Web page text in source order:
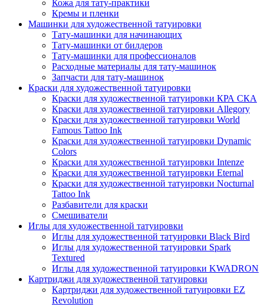
Кожа для тату-практики
Кремы и пленки
Машинки для художественной татуировки
Тату-машинки для начинающих
Тату-машинки от билдеров
Тату-машинки для профессионалов
Расходные материалы для тату-машинок
Запчасти для тату-машинок
Краски для художественной татуировки
Краски для художественной татуировки КРА СКА
Краски для художественной татуировки Allegory
Краски для художественной татуировки World
Famous Tattoo Ink
Краски для художественной татуировки Dynamic
Colors
Краски для художественной татуировки Intenze
Краски для художественной татуировки Eternal
Краски для художественной татуировки Nocturnal
Tattoo Ink
Разбавители для краски
Смешиватели
Иглы для художественной татуировки
Иглы для художественной татуировки Black Bird
Иглы для художественной татуировки Spark
Textured
Иглы для художественной татуировки KWADRON
Картриджи для художественной татуировки
Картриджи для художественной татуировки EZ
Revolution